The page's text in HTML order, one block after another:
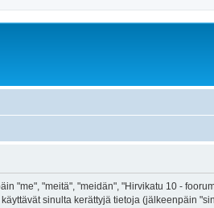
"me", "meitä", "meidän", "Hirvikatu 10 -
sinulta kerättyjä tietoja (jälkeenpäin